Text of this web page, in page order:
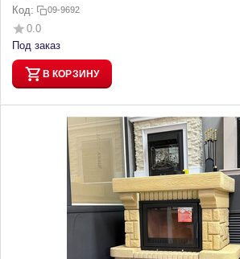
Код: 09-9692
0.0
Под заказ
В КОРЗИНУ